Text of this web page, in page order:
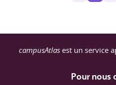
campusAtlas est un service
Pour nous